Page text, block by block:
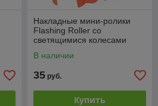
Накладные мини-ролики
Flashing Roller со
светящимися колесами
В наличии
35 руб.
Купить